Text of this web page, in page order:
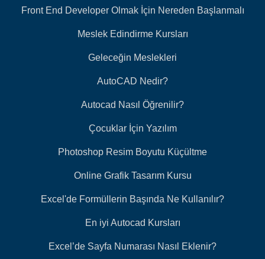
Front End Developer Olmak İçin Nereden Başlanmalı
Meslek Edindirme Kursları
Geleceğin Meslekleri
AutoCAD Nedir?
Autocad Nasıl Öğrenilir?
Çocuklar İçin Yazılım
Photoshop Resim Boyutu Küçültme
Online Grafik Tasarım Kursu
Excel'de Formüllerin Başında Ne Kullanılır?
En iyi Autocad Kursları
Excel’de Sayfa Numarası Nasıl Eklenir?